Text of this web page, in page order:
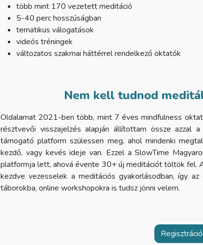
több mint 170 vezetett meditáció
5-40 perc hosszúságban
tematikus válogatások
videós tréningek
változatos szakmai háttérrel rendelkező oktatók
Nem kell tudnod
Oldalamat 2021-ben több, mint 7 éves mindfulness
résztvevői visszajelzés alapján állítottam össze azzal
támogató platform szülessen meg, ahol mindenki
kezdő, vagy kevés ideje van. Ezzel a SlowTime
platformja lett, ahová évente 30+ új meditációt töltök fel.
kezdve vezesselek a meditációs gyakorlásodban, így
táborokba, online workshopokra is tudsz jönni velem.
Regisztráció